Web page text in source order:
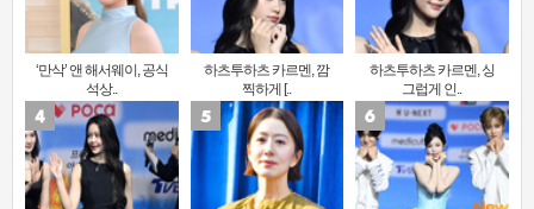
‘만삭’ 앤 해서웨이, 공식
석상..
하츠투하츠 카르멘, 깜
찍하게 [..
하츠투하츠 카르멘, 싱
그럽게 인..